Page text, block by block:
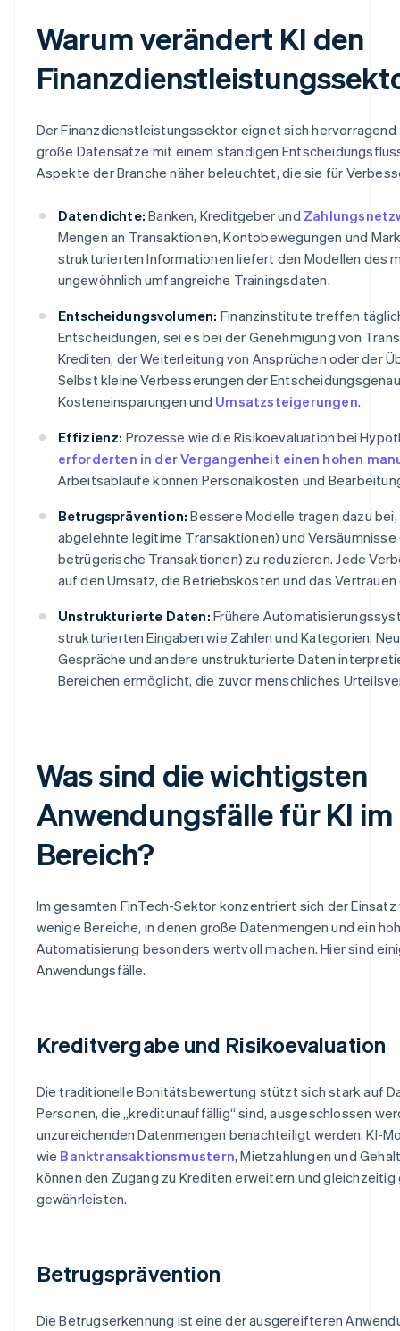
Warum verändert KI den
Der Finanzdienstleistungssektor eignet sich hervorragend
große Datensätze mit einem ständigen
Aspekte der Branche näher beleuchtet, die sie für
Datendichte: Banken, Kreditgeber und
Mengen an Transaktionen, Kontobewegungen und
strukturierten Informationen liefert den Modellen des
ungewöhnlich umfangreiche Trainingsdaten.
Entscheidungsvolumen: Finanzinstitute treffen
Entscheidungen, sei es bei der Genehmigung von
Krediten, der Weiterleitung von Ansprüchen oder der
Selbst kleine Verbesserungen der
Kosteneinsparungen und Umsatzsteigerungen.
Effizienz: Prozesse wie die Risikoevaluation bei
erforderten in der Vergangenheit einen hohen
Arbeitsabläufe können Personalkosten und
Betrugsprävention: Bessere Modelle tragen dazu bei,
abgelehnte legitime Transaktionen) und
betrügerische Transaktionen) zu reduzieren. Jede
auf den Umsatz, die Betriebskosten und das
Unstrukturierte Daten: Frühere
strukturierten Eingaben wie Zahlen und Kategorien.
Gespräche und andere unstrukturierte Daten
Bereichen ermöglicht, die zuvor menschliches
Was sind die wichtigsten
Anwendungsfälle für KI im
Bereich?
Im gesamten FinTech-Sektor konzentriert sich der
wenige Bereiche, in denen große Datenmengen und ein
Automatisierung besonders wertvoll machen. Hier sind
Anwendungsfälle.
Kreditvergabe und Risikoevaluation
Die traditionelle Bonitätsbewertung stützt sich stark auf
Personen, die „kreditunauffällig“ sind, ausgeschlossen
unzureichenden Datenmengen benachteiligt werden. KI-
wie Banktransaktionsmustern, Mietzahlungen und
können den Zugang zu Krediten erweitern und
gewährleisten.
Betrugsprävention
Die Betrugserkennung ist eine der ausgereifteren